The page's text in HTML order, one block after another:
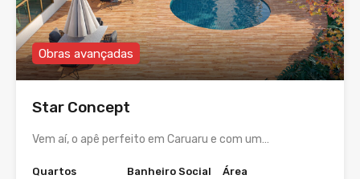
Obras avançadas
Star Concept
Vem aí, o apê perfeito em Caruaru e com um…
Quartos
Banheiro Social
Área